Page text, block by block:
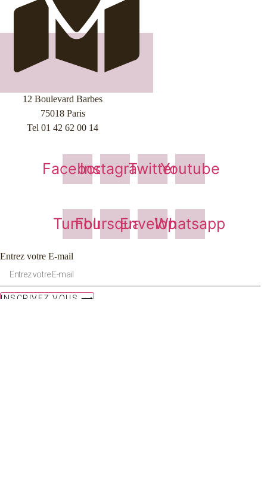
12 Boulevard Barbes
75018 Paris
Tel 01 42 62 00 14
FacebookInstagramTwitterYoutube
Tumblr
Foursquare
EnvelopeWhatsapp
Entrez votre E-mail
INSCRIVEZ VOUS ⟶